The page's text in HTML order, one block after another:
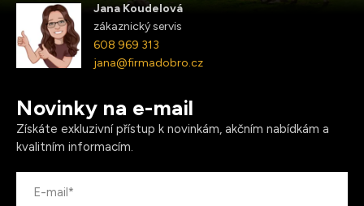
Jana Koudelová
zákaznický servis
608 969 313
jana@firmadobro.cz
Novinky na e-mail
Získáte exkluzivní přístup k novinkám, akčním nabídkám a
kvalitním informacím.